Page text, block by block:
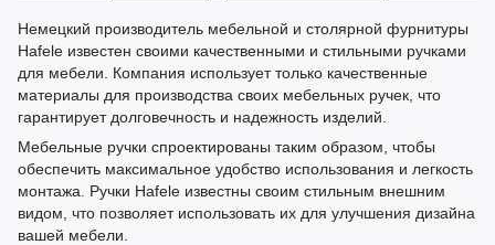
Немецкий производитель мебельной и столярной фурнитуры
Hafele известен своими качественными и стильными ручками
для мебели. Компания использует только качественные
материалы для производства своих мебельных ручек, что
гарантирует долговечность и надежность изделий.
Мебельные ручки спроектированы таким образом, чтобы
обеспечить максимальное удобство использования и легкость
монтажа. Ручки Hafele известны своим стильным внешним
видом, что позволяет использовать их для улучшения дизайна
вашей мебели.